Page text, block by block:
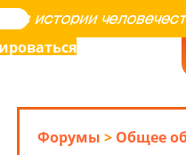
человечества
Форумы > Общее